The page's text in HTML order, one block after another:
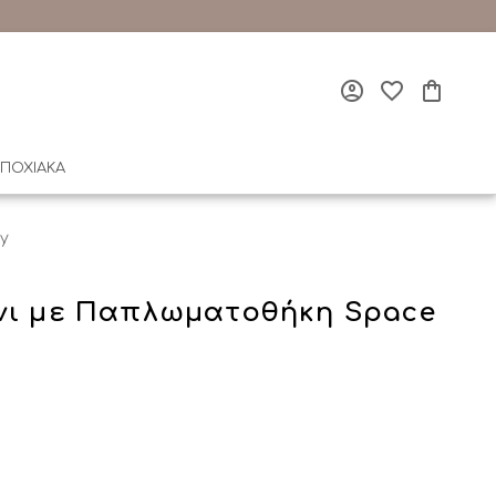
με Παπλωματοθήκη Space